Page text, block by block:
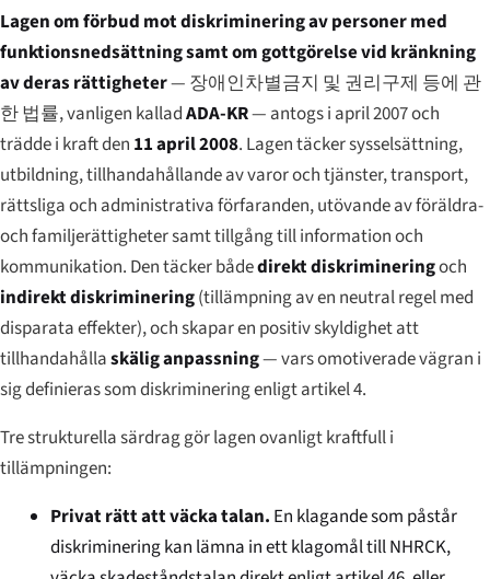
Lagen om förbud mot diskriminering av personer med
funktionsnedsättning samt om gottgörelse vid kränkning
av deras rättigheter— 장애인차별금지 및 권리구제 등에 관
한 법률, vanligen kalladADA-KR— antogs i april 2007 och
trädde i kraft den 11 april 2008. Lagen täcker sysselsättning,
utbildning, tillhandahållande av varor och tjänster, transport,
rättsliga och administrativa förfaranden, utövande av föräldra-
och familjerättigheter samt tillgång till information och
kommunikation. Den täcker bådedirekt diskrimineringoch
indirekt diskriminering(tillämpning av en neutral regel med
disparata effekter), och skapar en positiv skyldighet att
tillhandahållaskälig anpassning— vars omotiverade vägran i
sig definieras som diskriminering enligt artikel 4.
Tre strukturella särdrag gör lagen ovanligt kraftfull i
tillämpningen:
Privat rätt att väcka talan. En klagande som påstår
diskriminering kan lämna in ett klagomål till NHRCK,